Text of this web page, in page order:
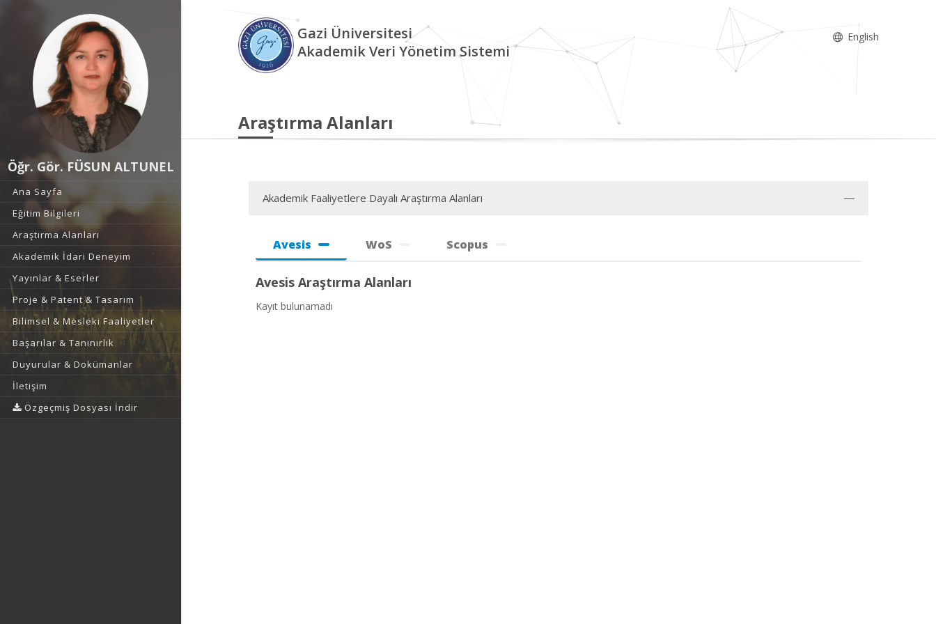
Öğr. Gör. FÜSUN ALTUNEL
Ana Sayfa
Eğitim Bilgileri
Araştırma Alanları
Akademik İdari Deneyim
Yayınlar & Eserler
Proje & Patent & Tasarım
Bilimsel & Mesleki Faaliyetler
Başarılar & Tanınırlık
Duyurular & Dokümanlar
İletişim
Özgeçmiş Dosyası İndir
Gazi Üniversitesi
Akademik Veri Yönetim Sistemi
English
Araştırma Alanları
Akademik Faaliyetlere Dayalı Araştırma Alanları
Avesis WoS Scopus
Avesis Araştırma Alanları
Kayıt bulunamadı